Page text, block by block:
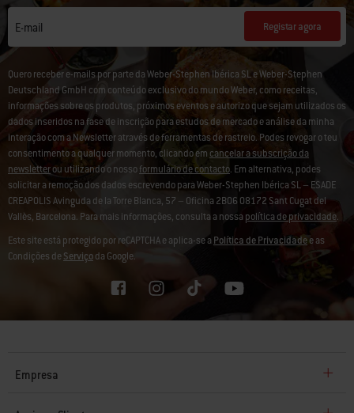
E-mail Registar agora
Quero receber e-mails por parte da Weber-Stephen Ibérica SL e Weber-Stephen
Deutschland GmbH com conteúdo exclusivo do mundo Weber, como receitas,
informações sobre os produtos, próximos eventos e autorizo que sejam utilizados os
dados inseridos na fase de inscrição para estudos de mercado e análise da minha
interação com a Newsletter através de ferramentas de rastreio. Podes revogar o teu
consentimento a qualquer momento, clicando em cancelar a subscrição da
newsletterou utilizando o nossoformulário de contacto. Em alternativa, podes
solicitar a remoção dos dados escrevendo para Weber-Stephen Ibérica SL – ESADE
CREAPOLIS Avinguda de la Torre Blanca, 57 – Oficina 2B06 08172 Sant Cugat del
Vallès, Barcelona. Para mais informações, consulta a nossapolítica de privacidade.
Este site está protegido por reCAPTCHA e aplica-se aPolítica de Privacidadee as
Condições deServiçoda Google.
Empresa